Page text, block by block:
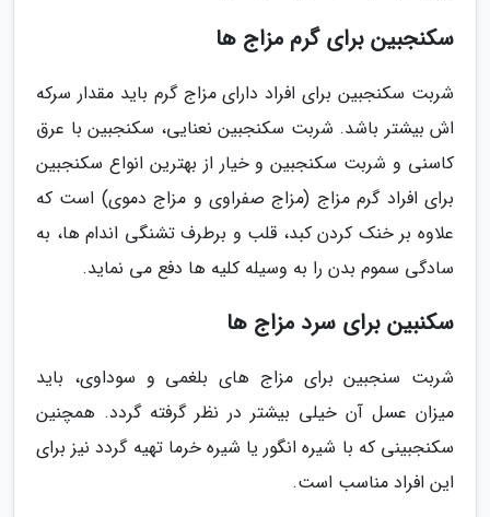
سکنجبین برای گرم مزاج ها
شربت سکنجبین برای افراد دارای مزاج گرم باید مقدار سرکه
اش بیشتر باشد. شربت سکنجبین نعنایی، سکنجبین با عرق
کاسنی و شربت سکنجبین و خیار از بهترین انواع سکنجبین
برای افراد گرم مزاج (مزاج صفراوی و مزاج دموی) است که
علاوه بر خنک کردن کبد، قلب و برطرف تشنگی اندام ها، به
سادگی سموم بدن را به وسیله کلیه ها دفع می نماید.
سکنبین برای سرد مزاج ها
شربت سنجبین برای مزاج های بلغمی و سوداوی، باید
میزان عسل آن خیلی بیشتر در نظر گرفته گردد. همچنین
سکنجبینی که با شیره انگور یا شیره خرما تهیه گردد نیز برای
این افراد مناسب است.